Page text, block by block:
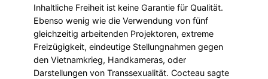
Inhaltliche Freiheit ist keine Garantie für Qualität.
Ebenso wenig wie die Verwendung von fünf
gleichzeitig arbeitenden Projektoren, extreme
Freizügigkeit, eindeutige Stellungnahmen gegen
den Vietnamkrieg, Handkameras, oder
Darstellungen von Transsexualität. Cocteau sagte